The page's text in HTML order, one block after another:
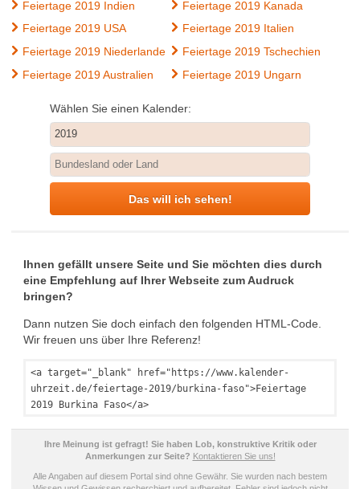
Feiertage 2019 Indien
Feiertage 2019 Kanada
Feiertage 2019 USA
Feiertage 2019 Italien
Feiertage 2019 Niederlande
Feiertage 2019 Tschechien
Feiertage 2019 Australien
Feiertage 2019 Ungarn
Wählen Sie einen Kalender:
Das will ich sehen!
Ihnen gefällt unsere Seite und Sie möchten dies durch
eine Empfehlung auf Ihrer Webseite zum Audruck
bringen?
Dann nutzen Sie doch einfach den folgenden HTML-Code.
Wir freuen uns über Ihre Referenz!
<a target="_blank" href="https://www.kalender-
uhrzeit.de/feiertage-2019/burkina-faso">Feiertage
2019 Burkina Faso</a>
Ihre Meinung ist gefragt! Sie haben Lob, konstruktive Kritik oder
Anmerkungen zur Seite? Kontaktieren Sie uns!
Alle Angaben auf diesem Portal sind ohne Gewähr. Sie wurden nach bestem